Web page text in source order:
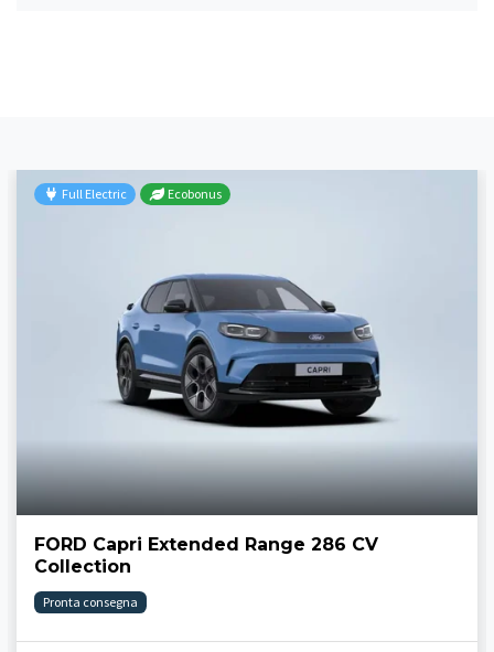
Full Electric Ecobonus
FORD Capri Extended Range 286 CV
Collection
Pronta consegna